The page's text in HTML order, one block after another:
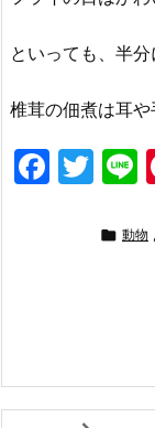
といっても、半
椎茸の佃煮は耳や
F
o
k
T
itt e
 動物 ,